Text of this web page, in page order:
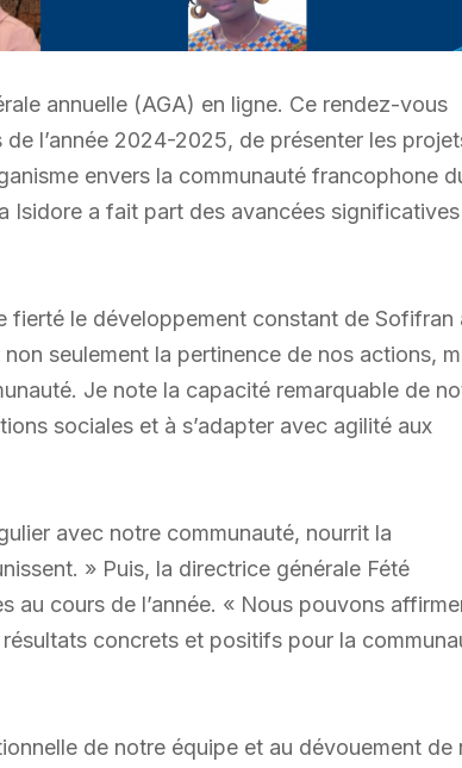
annuelle (AGA) en ligne. Ce rendez-vous
l’année 2024-2025, de présenter les
envers la communauté francophone
Isidore a fait part des avancées
fierté le développement constant de Sofifran
seulement la pertinence de nos actions,
Je note la capacité remarquable de
sociales et à s’adapter avec agilité aux
avec notre communauté, nourrit la
» Puis, la directrice générale Fété
au cours de l’année. « Nous pouvons
concrets et positifs pour la
de notre équipe et au dévouement de